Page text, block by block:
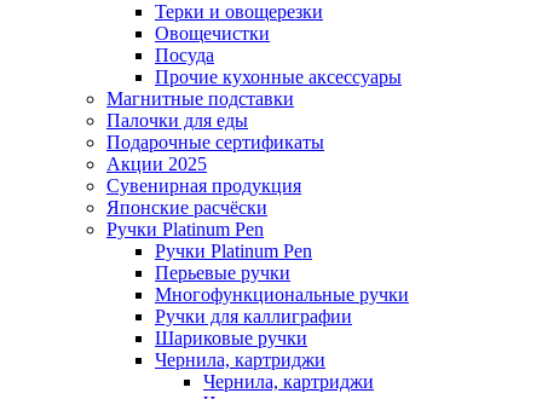
Терки и овощерезки
Овощечистки
Посуда
Прочие кухонные аксессуары
Магнитные подставки
Палочки для еды
Подарочные сертификаты
Акции 2025
Сувенирная продукция
Японские расчёски
Ручки Platinum Pen
Ручки Platinum Pen
Перьевые ручки
Многофункциональные ручки
Ручки для каллиграфии
Шариковые ручки
Чернила, картриджи
Чернила, картриджи